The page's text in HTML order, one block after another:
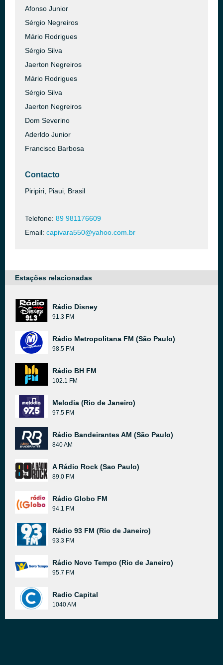
Afonso Junior
Sérgio Negreiros
Mário Rodrigues
Sérgio Silva
Jaerton Negreiros
Mário Rodrigues
Sérgio Silva
Jaerton Negreiros
Dom Severino
Aderldo Junior
Francisco Barbosa
Contacto
Piripiri, Piaui, Brasil
Telefone: 89 981176609
Email: capivara550@yahoo.com.br
Estações relacionadas
Rádio Disney
91.3 FM
Rádio Metropolitana FM (São Paulo)
98.5 FM
Rádio BH FM
102.1 FM
Melodia (Rio de Janeiro)
97.5 FM
Rádio Bandeirantes AM (São Paulo)
840 AM
A Rádio Rock (Sao Paulo)
89.0 FM
Rádio Globo FM
94.1 FM
Rádio 93 FM (Rio de Janeiro)
93.3 FM
Rádio Novo Tempo (Rio de Janeiro)
95.7 FM
Radio Capital
1040 AM